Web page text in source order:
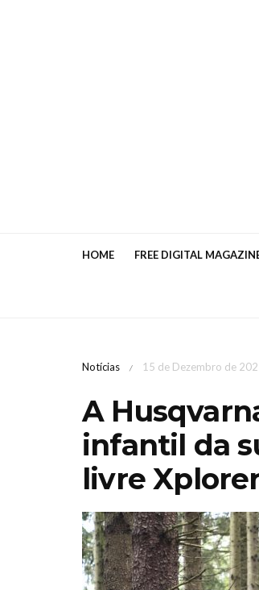
HOME FREE DIGITAL
Notícias / 15 de Dezembro de
A
infantil da
livre